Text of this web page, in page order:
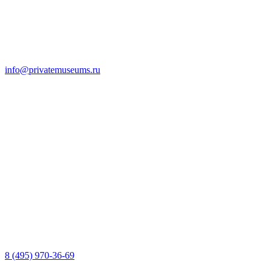
info@privatemuseums.ru
8 (495) 970-36-69